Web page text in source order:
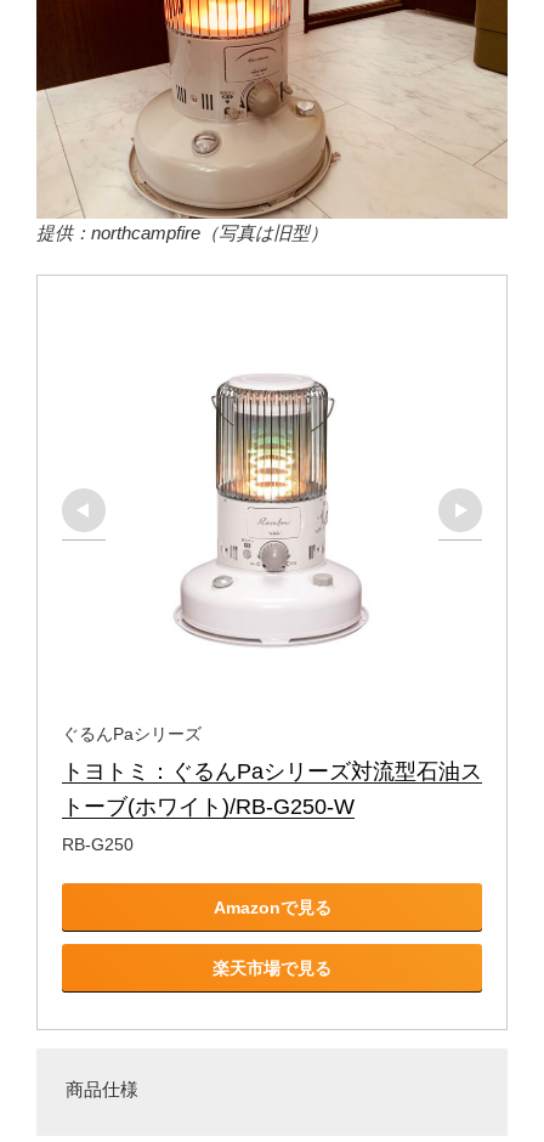
提供：northcampfire（写真は旧型）
ぐるんPaシリーズ
トヨトミ：ぐるんPaシリーズ対流型石油ス
トーブ(ホワイト)/RB-G250-W
RB-G250
Amazonで見る
楽天市場で見る
商品仕様